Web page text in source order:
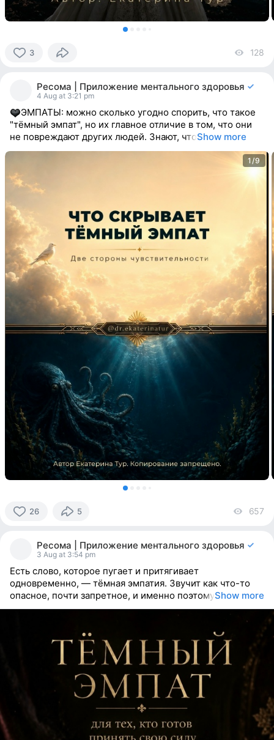
3 128
Ресома | Приложение ментального здоровья
4 Aug at 3:21 pm
ЭМПАТЫ: можно сколько угодно спорить, что такое
"тёмный эмпат", но их главное отличие в том, что они
не повреждают других людей. Знают, чтоShow more
1/9
26 5 657
Ресома | Приложение ментального здоровья
3 Aug at 3:54 pm
Есть слово, которое пугает и притягивает
одновременно, — тёмная эмпатия. Звучит как что-то
опасное, почти запретное, и именно поэтомуShow more